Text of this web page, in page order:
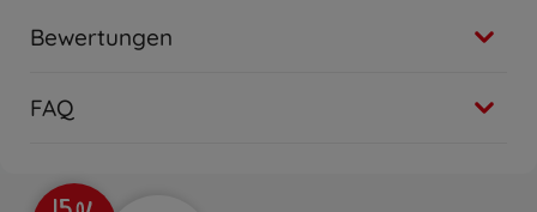
Bewertungen
FAQ